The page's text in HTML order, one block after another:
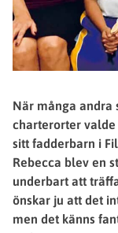
När många andra
charterorter valde
sitt fadderbarn i
Rebecca blev en
underbart att
önskar ju att det
men det känns